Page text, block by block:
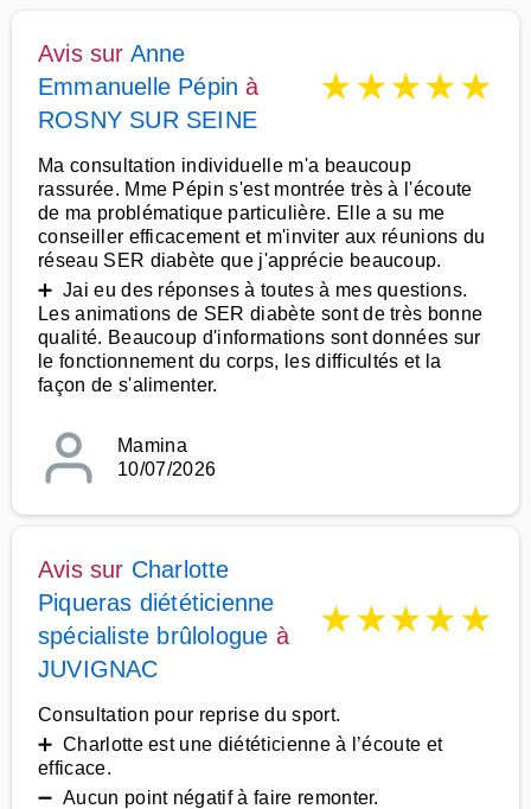
Avis sur Anne
Emmanuelle Pépin à
ROSNY SUR SEINE
★★★★★
Ma consultation individuelle m'a beaucoup
rassurée. Mme Pépin s'est montrée très à l'écoute
de ma problématique particulière. Elle a su me
conseiller efficacement et m'inviter aux réunions du
réseau SER diabète que j'apprécie beaucoup.
➕ Jai eu des réponses à toutes à mes questions.
Les animations de SER diabète sont de très bonne
qualité. Beaucoup d'informations sont données sur
le fonctionnement du corps, les difficultés et la
façon de s'alimenter.
Mamina
10/07/2026
Avis sur Charlotte
Piqueras diététicienne
spécialiste brûlologue à
JUVIGNAC
★★★★★
Consultation pour reprise du sport.
➕ Charlotte est une diététicienne à l’écoute et
efficace.
➖ Aucun point négatif à faire remonter.